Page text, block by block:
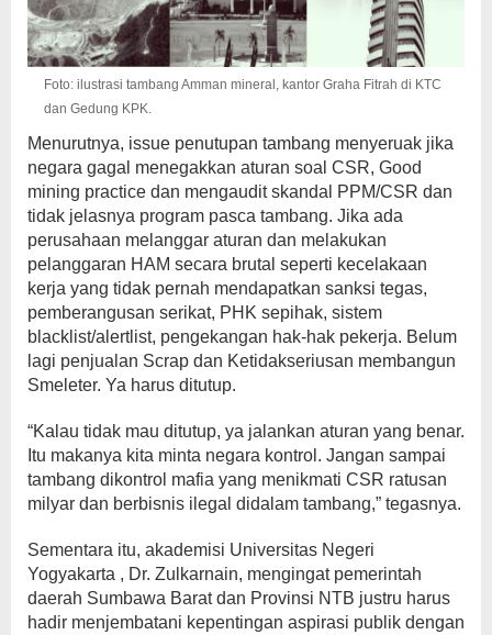
Foto: ilustrasi tambang Amman mineral, kantor Graha Fitrah di KTC
dan Gedung KPK.
Menurutnya, issue penutupan tambang menyeruak jika
negara gagal menegakkan aturan soal CSR, Good
mining practice dan mengaudit skandal PPM/CSR dan
tidak jelasnya program pasca tambang. Jika ada
perusahaan melanggar aturan dan melakukan
pelanggaran HAM secara brutal seperti kecelakaan
kerja yang tidak pernah mendapatkan sanksi tegas,
pemberangusan serikat, PHK sepihak, sistem
blacklist/alertlist, pengekangan hak-hak pekerja. Belum
lagi penjualan Scrap dan Ketidakseriusan membangun
Smeleter. Ya harus ditutup.
“Kalau tidak mau ditutup, ya jalankan aturan yang benar.
Itu makanya kita minta negara kontrol. Jangan sampai
tambang dikontrol mafia yang menikmati CSR ratusan
milyar dan berbisnis ilegal didalam tambang,” tegasnya.
Sementara itu, akademisi Universitas Negeri
Yogyakarta , Dr. Zulkarnain, mengingat pemerintah
daerah Sumbawa Barat dan Provinsi NTB justru harus
hadir menjembatani kepentingan aspirasi publik dengan